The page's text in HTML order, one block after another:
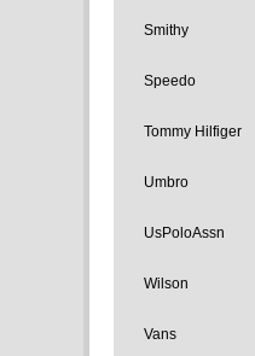
Smithy
Speedo
Tommy Hilfiger
Umbro
UsPoloAssn
Wilson
Vans